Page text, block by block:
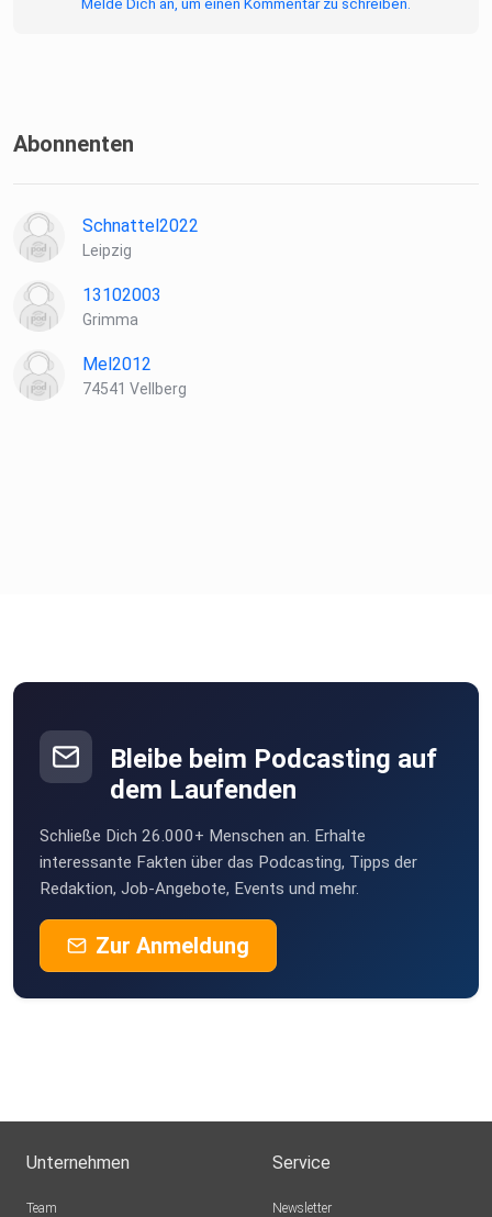
Abonnenten
Schnattel2022
Leipzig
13102003
Grimma
Mel2012
74541 Vellberg
Bleibe beim Podcasting auf
dem Laufenden
Schließe Dich 26.000+ Menschen an. Erhalte
interessante Fakten über das Podcasting, Tipps der
Redaktion, Job-Angebote, Events und mehr.
Zur Anmeldung
Unternehmen
Team
Service
Newsletter